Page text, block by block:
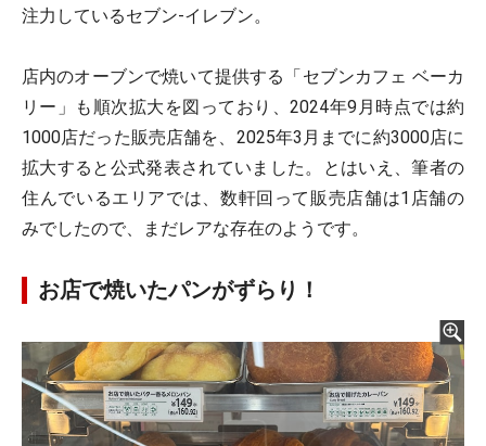
注力しているセブン-イレブン。
店内のオーブンで焼いて提供する「セブンカフェ ベーカ
リー」も順次拡大を図っており、2024年9月時点では約
1000店だった販売店舗を、2025年3月までに約3000店に
拡大すると公式発表されていました。とはいえ、筆者の
住んでいるエリアでは、数軒回って販売店舗は1店舗の
みでしたので、まだレアな存在のようです。
お店で焼いたパンがずらり！